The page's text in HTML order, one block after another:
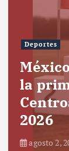
Deportes
la
2026
agosto 2,